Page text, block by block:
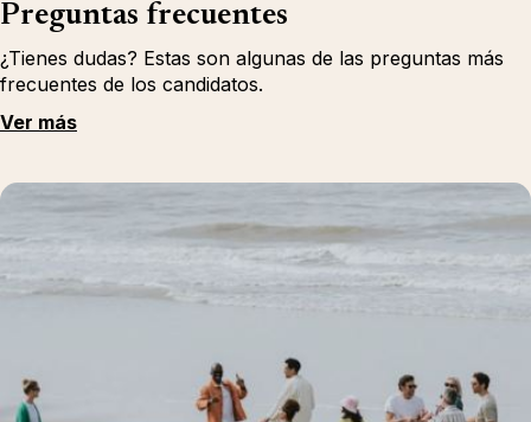
Preguntas frecuentes
¿Tienes dudas? Estas son algunas de las preguntas más
frecuentes de los candidatos.
Ver más